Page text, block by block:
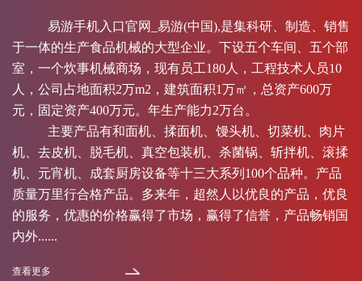
易游手机入口官网_易游(中国),是集科研、制造、销售
于一体的生产食品机械的大型企业。下设五个车间、五个部
室，一个炊事机械商场，现有员工180人，工程技术人员10
人，公司占地面积2万m2，建筑面积1万㎡，总资产600万
元，固定资产400万元。年生产能力2万台。
主要产品有和面机、揉面机、馒头机、切菜机、肉片
机、去皮机、脱毛机、真空包装机、杀菌锅、斩拌机、滚揉
机、元宵机、成套厨房设备等十三大系列100个品种。产品
质量万里行合格产品。多来年，超然人以优良的产品，优良
的服务，优惠的价格赢得了市场，赢得了信誉，产品畅销国
内外......
查看更多